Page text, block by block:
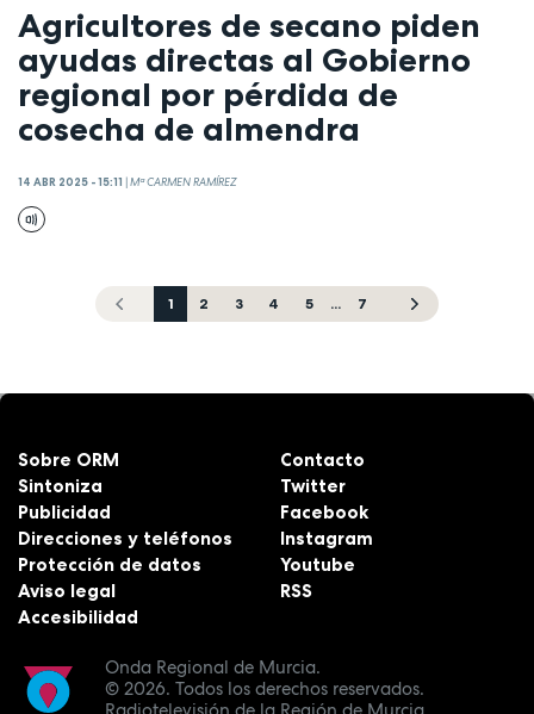
Agricultores de secano piden
ayudas directas al Gobierno
regional por pérdida de
cosecha de almendra
14 ABR 2025 - 15:11 |Mª CARMEN RAMÍREZ
1 2 3 4 5 ... 7
Onda Regional de Murcia.
© 2026. Todos los derechos reservados.
Sobre ORM
Sintoniza
Publicidad
Direcciones y teléfonos
Protección de datos
Aviso legal
Accesibilidad
Contacto
Twitter
Facebook
Instagram
Youtube
RSS